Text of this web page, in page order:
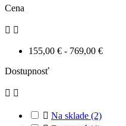
Cena
 
155,00 € - 769,00 €
Dostupnosť
 
 Na sklade (2)